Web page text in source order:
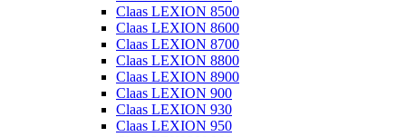
Claas LEXION 8500
Claas LEXION 8600
Claas LEXION 8700
Claas LEXION 8800
Claas LEXION 8900
Claas LEXION 900
Claas LEXION 930
Claas LEXION 950